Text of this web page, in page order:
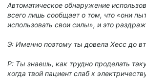
Автоматическое обнаружение
всего лишь сообщает о том, что «они
использовать свои силы», и это
Э: Именно поэтому ты довела Хесс до
Р: Ты знаешь, как трудно проделать
когда твой пациент слаб к